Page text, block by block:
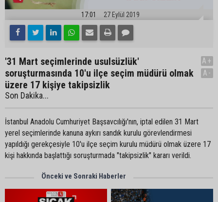
17:01 27 Eylül 2019
'31 Mart seçimlerinde usulsüzlük'
soruşturmasında 10'u ilçe seçim müdürü olmak
üzere 17 kişiye takipsizlik
Son Dakika...
A+
A-
İstanbul Anadolu Cumhuriyet Başsavcılığı'nın, iptal edilen 31 Mart
yerel seçimlerinde kanuna aykırı sandık kurulu görevlendirmesi
yapıldığı gerekçesiyle 10'u ilçe seçim kurulu müdürü olmak üzere 17
kişi hakkında başlattığı soruşturmada "takipsizlik" kararı verildi.
Önceki ve Sonraki Haberler